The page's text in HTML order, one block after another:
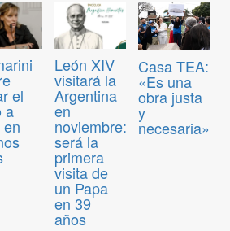
el
a
León XIV
visitará la
Argentina
en
noviembre:
será la
primera
visita de
un Papa
en 39
años
Casa TEA:
«Es una
obra justa
y
necesaria»